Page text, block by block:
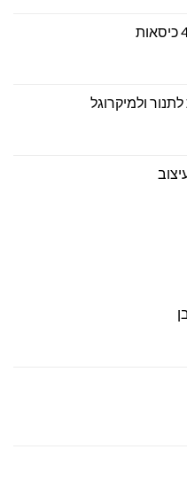
ולמיקרוגל